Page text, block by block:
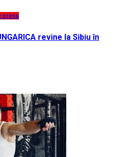
presa
revine la Sibiu în